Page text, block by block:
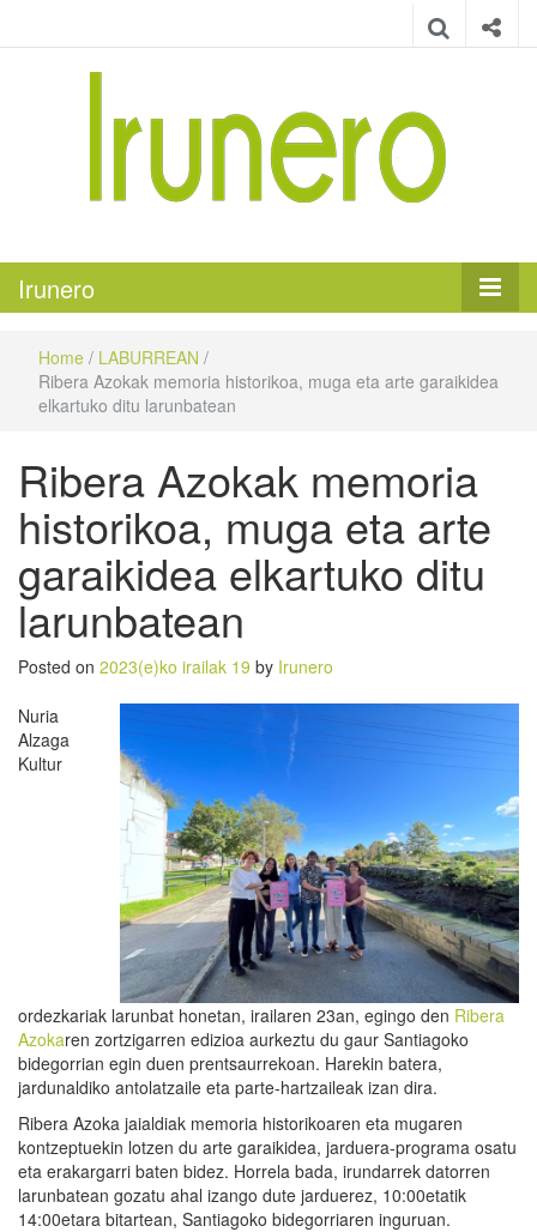
Irunero
Home / LABURREAN /
Ribera Azokak memoria historikoa, muga eta arte garaikidea
elkartuko ditu larunbatean
Ribera Azokak memoria
historikoa, muga eta arte
garaikidea elkartuko ditu
larunbatean
Posted on 2023(e)ko irailak 19 by Irunero
Nuria
Alzaga
Kultur
ordezkariak larunbat honetan, irailaren 23an, egingo den Ribera
Azokaren zortzigarren edizioa aurkeztu du gaur Santiagoko
bidegorrian egin duen prentsaurrekoan. Harekin batera,
jardunaldiko antolatzaile eta parte-hartzaileak izan dira.
Ribera Azoka jaialdiak memoria historikoaren eta mugaren
kontzeptuekin lotzen du arte garaikidea, jarduera-programa osatu
eta erakargarri baten bidez. Horrela bada, irundarrek datorren
larunbatean gozatu ahal izango dute jarduerez, 10:00etatik
14:00etara bitartean, Santiagoko bidegorriaren inguruan.